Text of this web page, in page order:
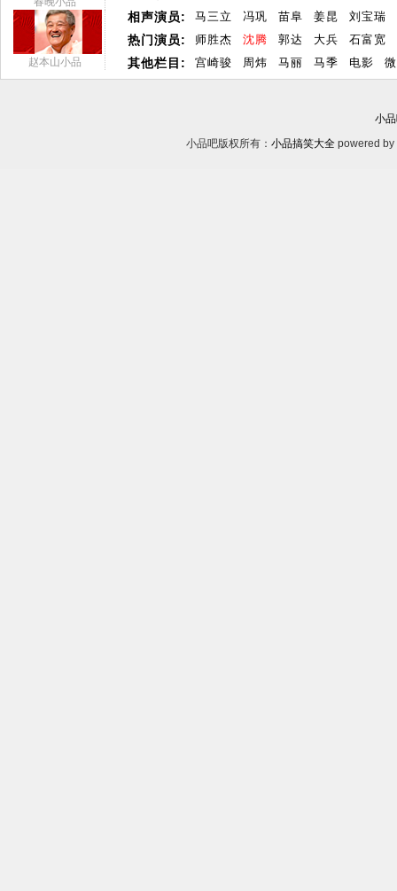
赵本山小品
相声演员:
热门演员:
其他栏目:
马三立 冯巩 苗阜 姜昆
刘宝瑞
师胜杰
沈腾 郭达 大兵
石富宽
宫崎骏
周炜 马丽 马季 电影
小
小品吧版权所有： 小品搞笑大全 powered by